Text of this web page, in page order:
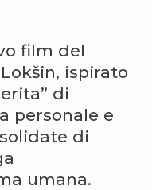
film del
ispirato
di
personale e
di
umana.